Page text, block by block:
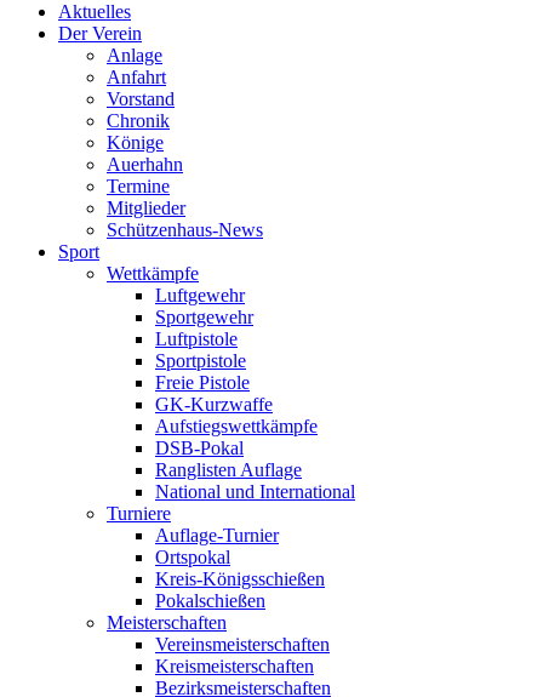
Aktuelles
Der Verein
Anlage
Anfahrt
Vorstand
Chronik
Könige
Auerhahn
Termine
Mitglieder
Schützenhaus-News
Sport
Wettkämpfe
Luftgewehr
Sportgewehr
Luftpistole
Sportpistole
Freie Pistole
GK-Kurzwaffe
Aufstiegswettkämpfe
DSB-Pokal
Ranglisten Auflage
National und International
Turniere
Auflage-Turnier
Ortspokal
Kreis-Königsschießen
Pokalschießen
Meisterschaften
Vereinsmeisterschaften
Kreismeisterschaften
Bezirksmeisterschaften